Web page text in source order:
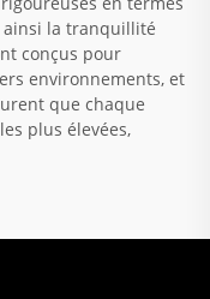
la tranquillité
conçus pour
environnements, et
que chaque
plus élevées,